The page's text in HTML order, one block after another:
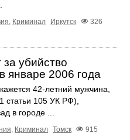
, Криминал Иркутск
326
убийство
январе 2006 года
42-летний мужчина,
статьи 105 УК РФ),
в городе ...
, Криминал Томск
915